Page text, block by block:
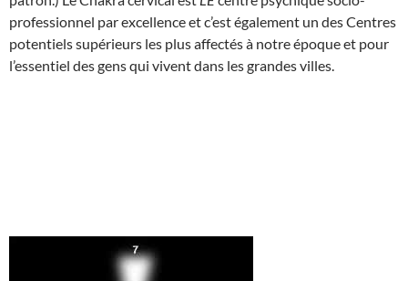
professionnel par excellence et c’est également un des Centres
potentiels supérieurs les plus affectés à notre époque et pour
l’essentiel des gens qui vivent dans les grandes villes.